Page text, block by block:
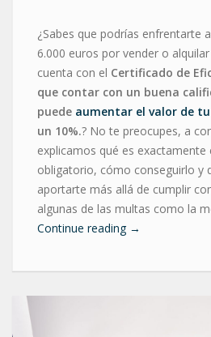
¿Sabes que podrías enfrentarte
6.000 euros por vender o
cuenta con el Certificado de
que contar con un buena
puede aumentar el valor de
un 10%.? No te preocupes, a
explicamos qué es
obligatorio, cómo conseguirlo y
aportarte más allá de cumplir
algunas de las multas como la
Continue reading →